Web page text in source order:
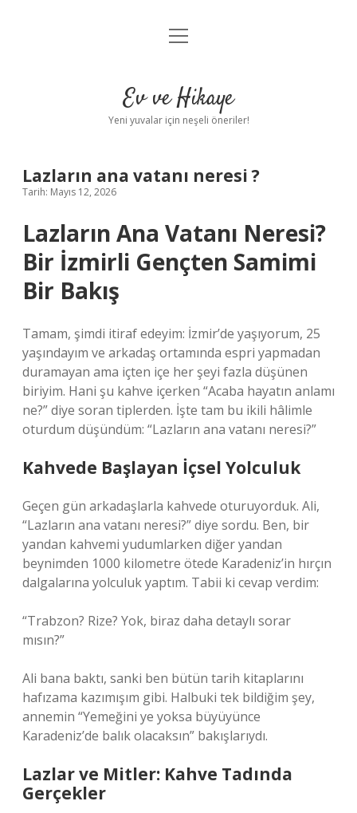
Anasayfa
Yasal Uyarı
menüyü
Ev ve Hikaye
Yeni yuvalar için neşeli öneriler!
Lazların ana vatanı neresi ?
Tarih: Mayıs 12, 2026
Lazların Ana Vatanı Neresi?
Bir İzmirli Gençten Samimi
Bir Bakış
Tamam, şimdi itiraf edeyim: İzmir’de yaşıyorum, 25
yaşındayım ve arkadaş ortamında espri yapmadan
duramayan ama içten içe her şeyi fazla düşünen
biriyim. Hani şu kahve içerken “Acaba hayatın anlamı
ne?” diye soran tiplerden. İşte tam bu ikili hâlimle
oturdum düşündüm: “Lazların ana vatanı neresi?”
Kahvede Başlayan İçsel Yolculuk
Geçen gün arkadaşlarla kahvede oturuyorduk. Ali,
“Lazların ana vatanı neresi?” diye sordu. Ben, bir
yandan kahvemi yudumlarken diğer yandan
beynimden 1000 kilometre ötede Karadeniz’in hırçın
dalgalarına yolculuk yaptım. Tabii ki cevap verdim:
“Trabzon? Rize? Yok, biraz daha detaylı sorar
mısın?”
Ali bana baktı, sanki ben bütün tarih kitaplarını
hafızama kazımışım gibi. Halbuki tek bildiğim şey,
annemin “Yemeğini ye yoksa büyüyünce
Karadeniz’de balık olacaksın” bakışlarıydı.
Lazlar ve Mitler: Kahve Tadında
Gerçekler